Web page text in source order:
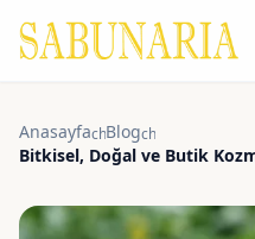
Anasayfachevron_right
Blogchevron_right
Bitkisel, Doğal ve Butik